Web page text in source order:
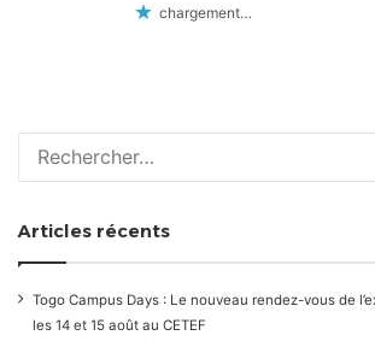
chargement…
Articles récents
Togo Campus Days : Le nouveau rendez-vous de
les 14 et 15 août au CETEF